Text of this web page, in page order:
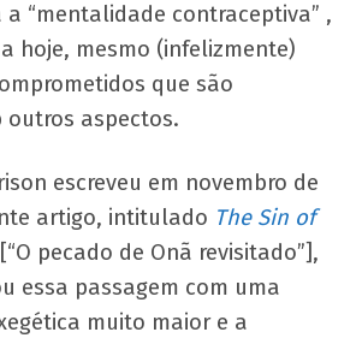
“mentalidade contraceptiva” ,
hoje, mesmo (infelizmente)
que são
outros aspectos.
escreveu em novembro de
artigo, intitulado The Sin of
[“O pecado de Onã revisitado”],
essa passagem com uma
muito maior e a